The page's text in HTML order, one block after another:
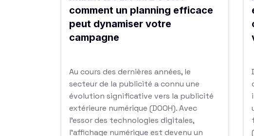
comment un planning efficace
peut dynamiser votre
campagne
Au cours des dernières années, le
secteur de la publicité a connu une
évolution significative vers la publicité
extérieure numérique (DOOH). Avec
l’essor des technologies digitales,
l’affichage numérique est devenu un